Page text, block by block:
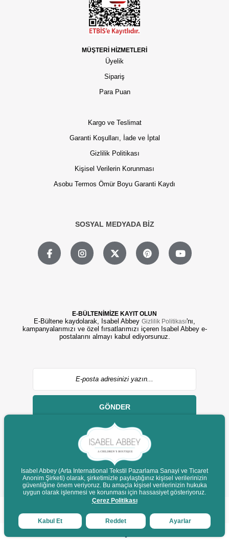
MÜŞTERİ HİZMETLERİ
Üyelik
Sipariş
Para Puan
Kargo ve Teslimat
Garanti Koşulları, İade ve İptal
Gizlilik Politikası
Kişisel Verilerin Korunması
Asobu Termos Ömür Boyu Garanti Kaydı
SOSYAL MEDYADA BİZ
E-BÜLTENİMİZE KAYIT OLUN
E-Bültene kaydolarak, Isabel Abbey Gizlilik Politikası'nı,
kampanyalarımızı ve özel fırsatlarımızı içeren Isabel Abbey e-
postalarını almayı kabul ediyorsunuz.
GÖNDER
© 2022 isabelabbey.com - Tüm Hakları Saklıdır.
Destek
Isabel Abbey (Arta International Tekstil Pazarlama Sanayi ve Ticaret
Anonim Şirketi) olarak, şirketimizle paylaştığınız kişisel verilerinizin
güvenliğine önem veriyoruz. Bu amaçla kişisel verilerinizin hukuka
uygun olarak işlenmesi ve korunması için hassasiyet gösteriyoruz.
Çerez Politikası
Kabul Et Reddet Ayarlar